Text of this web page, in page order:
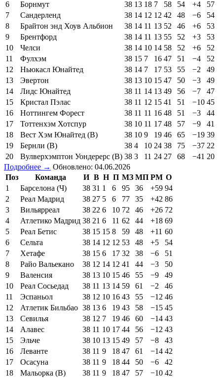
6
Борнмут 38 13 18 7 58 54 +4
57
7
Сандерленд 38 14 12 12 42 48 −6
54
8
Брайтон энд Хоув Альбион 38 14 11 13 52 46 +6
53
9
Брентфорд 38 14 11 13 55 52 +3
53
10
Челси 38 14 10 14 58 52 +6
52
11
Фулхэм 38 15 7 16 47 51 −4
52
12
Ньюкасл Юнайтед 38 14 7 17 53 55 −2
49
13
Эвертон 38 13 10 15 47 50 −3
49
14
Лидс Юнайтед 38 11 14 13 49 56 −7
47
15
Кристал Пэлас 38 11 12 15 41 51 −10 45
16
Ноттингем Форест 38 11 11 16 48 51 −3
44
17
Тоттенхэм Хотспур 38 10 11 17 48 57 −9
41
18
Вест Хэм Юнайтед (В) 38 10 9 19 46 65 −19 39
19
Бернли (В) 38 4 10 24 38 75 −37 22
20
Вулверхэмптон Уондерерс (В) 38 3 11 24 27 68 −41 20
Подробнее → Обновлено: 04.06.2026
Поз
Команда И В Н П МЗ МП РМ О
1
Барселона (Ч) 38 31 1 6 95 36 +59 94
2
Реал Мадрид 38 27 5 6 77 35 +42 86
3
Вильярреал 38 22 6 10 72 46 +26 72
4
Атлетико Мадрид 38 21 6 11 62 44 +18 69
5
Реал Бетис 38 15 15 8 59 48 +11 60
6
Сельта 38 14 12 12 53 48 +5
54
7
Хетафе 38 15 6 17 32 38 −6
51
8
Райо Вальекано 38 12 14 12 41 44 −3
50
9
Валенсия 38 13 10 15 46 55 −9
49
10
Реал Сосьедад 38 11 13 14 59 61 −2
46
11
Эспаньол 38 12 10 16 43 55 −12 46
12
Атлетик Бильбао 38 13 6 19 43 58 −15 45
13
Севилья 38 12 7 19 46 60 −14 43
14
Алавес 38 11 10 17 44 56 −12 43
15
Эльче 38 10 13 15 49 57 −8
43
16
Леванте 38 11 9 18 47 61 −14 42
17
Осасуна 38 11 9 18 44 50 −6
42
18
Мальорка (В) 38 11 9 18 47 57 −10 42